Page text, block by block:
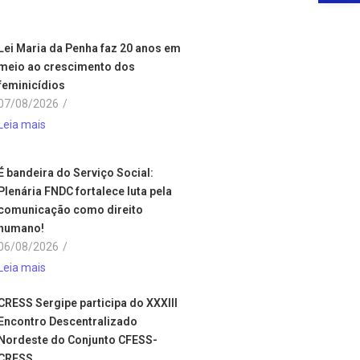
Maria da Penha faz 20 anos em
ao crescimento dos
08/2026 /
mais
bandeira do Serviço Social:
FNDC fortalece luta pela
como direito
08/2026 /
mais
Sergipe participa do XXXIII
Descentralizado
do Conjunto CFESS-